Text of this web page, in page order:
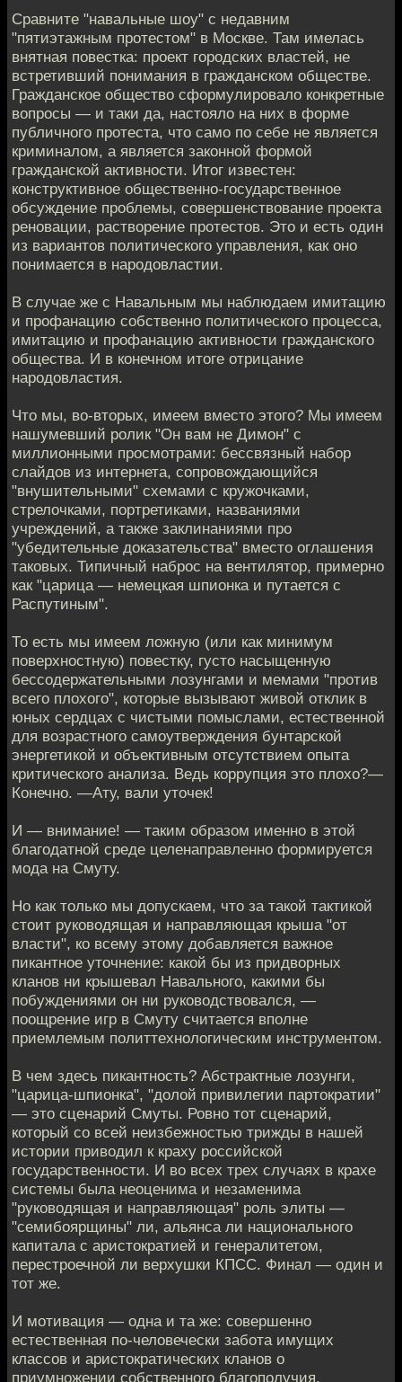
Сравните "навальные шоу" с недавним
"пятиэтажным протестом" в Москве. Там имелась
внятная повестка: проект городских властей, не
встретивший понимания в гражданском обществе.
Гражданское общество сформулировало конкретные
вопросы — и таки да, настояло на них в форме
публичного протеста, что само по себе не является
криминалом, а является законной формой
гражданской активности. Итог известен:
конструктивное общественно-государственное
обсуждение проблемы, совершенствование проекта
реновации, растворение протестов. Это и есть один
из вариантов политического управления, как оно
понимается в народовластии.
В случае же с Навальным мы наблюдаем имитацию
и профанацию собственно политического процесса,
имитацию и профанацию активности гражданского
общества. И в конечном итоге отрицание
народовластия.
Что мы, во-вторых, имеем вместо этого? Мы имеем
нашумевший ролик "Он вам не Димон" с
миллионными просмотрами: бессвязный набор
слайдов из интернета, сопровождающийся
"внушительными" схемами с кружочками,
стрелочками, портретиками, названиями
учреждений, а также заклинаниями про
"убедительные доказательства" вместо оглашения
таковых. Типичный наброс на вентилятор, примерно
как "царица — немецкая шпионка и путается с
Распутиным".
То есть мы имеем ложную (или как минимум
поверхностную) повестку, густо насыщенную
бессодержательными лозунгами и мемами "против
всего плохого", которые вызывают живой отклик в
юных сердцах с чистыми помыслами, естественной
для возрастного самоутверждения бунтарской
энергетикой и объективным отсутствием опыта
критического анализа. Ведь коррупция это плохо?—
Конечно. —Ату, вали уточек!
И — внимание! — таким образом именно в этой
благодатной среде целенаправленно формируется
мода на Смуту.
Но как только мы допускаем, что за такой тактикой
стоит руководящая и направляющая крыша "от
власти", ко всему этому добавляется важное
пикантное уточнение: какой бы из придворных
кланов ни крышевал Навального, какими бы
побуждениями он ни руководствовался, —
поощрение игр в Смуту считается вполне
приемлемым политтехнологическим инструментом.
В чем здесь пикантность? Абстрактные лозунги,
"царица-шпионка", "долой привилегии партократии"
— это сценарий Смуты. Ровно тот сценарий,
который со всей неизбежностью трижды в нашей
истории приводил к краху российской
государственности. И во всех трех случаях в крахе
системы была неоценима и незаменима
"руководящая и направляющая" роль элиты —
"семибоярщины" ли, альянса ли национального
капитала с аристократией и генералитетом,
перестроечной ли верхушки КПСС. Финал — один и
тот же.
И мотивация — одна и та же: совершенно
естественная по-человечески забота имущих
классов и аристократических кланов о
приумножении собственного благополучия.